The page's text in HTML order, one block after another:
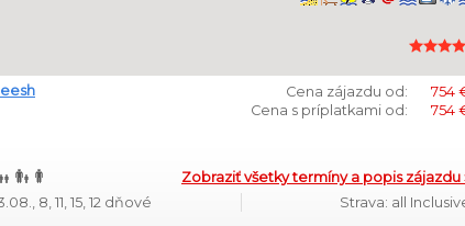
Cena zájazdu od:
754
Cena s príplatkami od:
754
Zobraziť všetky termíny a popis zájazdu
8, 11, 15, 12 dňové
Strava: all